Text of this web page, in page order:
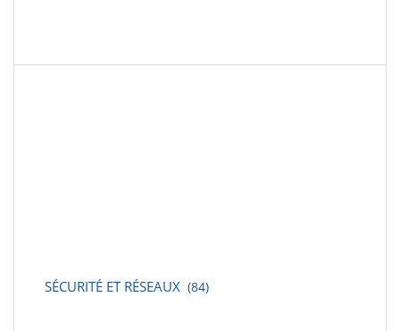
SÉCURITÉ ET RÉSEAUX (84)